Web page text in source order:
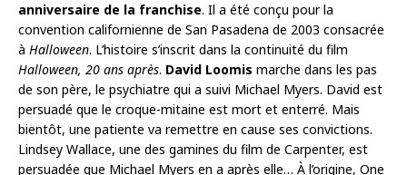
anniversaire de la franchise. Il a été conçu pour la
convention californienne de San Pasadena de 2003 consacrée
à Halloween. L’histoire s’inscrit dans la continuité du film
Halloween, 20 ans après. David Loomis marche dans les pas
de son père, le psychiatre qui a suivi Michael Myers. David est
persuadé que le croque-mitaine est mort et enterré. Mais
bientôt, une patiente va remettre en cause ses convictions.
Lindsey Wallace, une des gamines du film de Carpenter, est
persuadée que Michael Myers en a après elle… À l’origine, One